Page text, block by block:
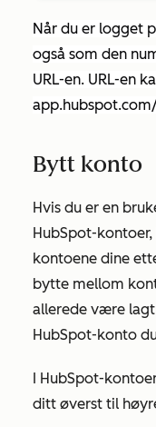
Når du er logget
også som den
URL-en. URL-en
Bytt konto
Hvis du er en
HubSpot-
kontoene dine
bytte mellom
allerede være
HubSpot-konto
I HubSpot-
ditt øverst til